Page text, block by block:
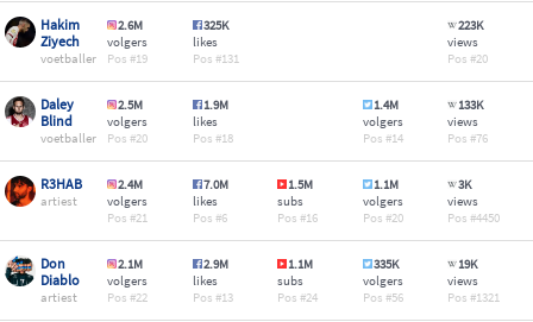
Hakim
Ziyech
voetballer
2.6M
volgers
19
325K
likes
131
223K
views
20
Daley
Blind
voetballer
2.5M
volgers
20
1.9M
likes
18
1.4M
volgers
14
133K
views
76
R3HAB
artiest
2.4M
volgers
21
7.0M
likes
6
1.5M
subs
16
1.1M
volgers
20
3K
views
4450
Don
Diablo
artiest
2.1M
volgers
22
2.9M
likes
13
1.1M
subs
24
335K
volgers
56
19K
views
1321